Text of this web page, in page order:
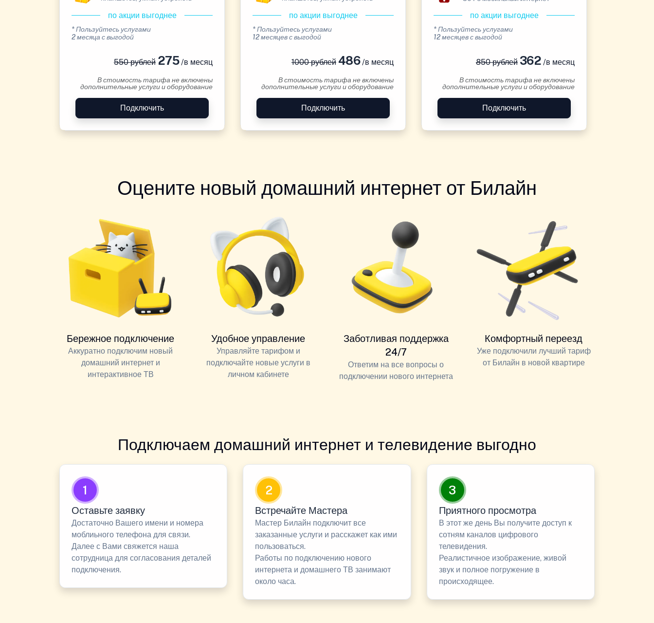
по акции выгоднее
* Пользуйтесь услугами
2 месяца с выгодой
550 рублей275/в месяц
В стоимость тарифа не включены
дополнительные услуги и оборудование
Подключить
по акции выгоднее
* Пользуйтесь услугами
12 месяцев с выгодой
1000 рублей486/в месяц
В стоимость тарифа не включены
дополнительные услуги и оборудование
Подключить
по акции выгоднее
* Пользуйтесь услугами
12 месяцев с выгодой
850 рублей362 /в месяц
В стоимость тарифа не включены
дополнительные услуги и оборудование
Подключить
Оцените новый домашний интернет от Билайн
Бережное подключение
Аккуратно подключим новый
домашний интернет и
интерактивное ТВ
Удобное управление
Управляйте тарифом и
подключайте новые услуги в
личном кабинете
Заботливая поддержка
24/7
Ответим на все вопросы о
подключении нового интернета
Комфортный переезд
Уже подключили лучший тариф
от Билайн в новой квартире
Подключаем домашний интернет и телевидение выгодно
1
Оставьте заявку
Достаточно Вашего имени и номера
моблиьного телефона для связи.
Далее с Вами свяжется наша
сотрудница для согласования деталей
подключения.
2
Встречайте Мастера
Мастер Билайн подключит все
заказанные услуги и расскажет как ими
пользоваться.
Работы по подключению нового
интернета и домашнего ТВ занимают
около часа.
3
Приятного просмотра
В этот же день Вы получите доступ к
сотням каналов цифрового
телевидения.
Реалистичное изображение, живой
звук и полное погружение в
происходящее.